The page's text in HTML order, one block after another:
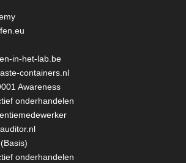
in-het-lab.be
containers.nl
Awareness
onderhandelen
onderhandelen